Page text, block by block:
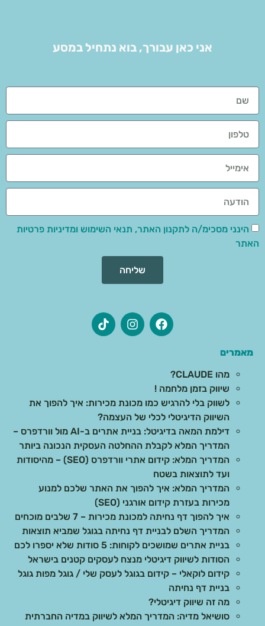
אני כאן עבורך, בוא נתחיל במסע
הינני מסכימ/ה לתקנון האתר, תנאי השימוש ומדיניות פרטיות
האתר
שליחה
מאמרים
מהו CLAUDE?
שיווק בזמן מלחמה !
לשווק בלי להרגיש כמו מכונת מכירות: איך להפוך את
השיווק הדיגיטלי לכלי של העצמה?
דילמת המאה בדיגיטל: בניית אתרים ב-AI מול וורדפרס –
המדריך המלא לקבלת ההחלטה העסקית הנכונה ביותר
המדריך המלא: קידום אתרי וורדפרס (SEO) – מהיסודות
ועד לתוצאות בשטח
המדריך המלא: איך להפוך את האתר שלכם למנוע
מכירות בעזרת קידום אורגני (SEO)
איך להפוך דף נחיתה למכונת מכירות – 7 שלבים מוכחים
המדריך השלם לבניית דף נחיתה בגוגל שמביא תוצאות
בניית אתרים שמושכים לקוחות: 5 סודות שלא יספרו לכם
הסודות לשיווק דיגיטלי מנצח לעסקים קטנים בישראל
קידום לוקאלי – קידום בגוגל לעסק שלי / גוגל מפות גוגל
בניית דף נחיתה
מה זה שיווק דיגיטלי?
סושיאל מדיה: המדריך המלא לשיווק במדיה החברתית